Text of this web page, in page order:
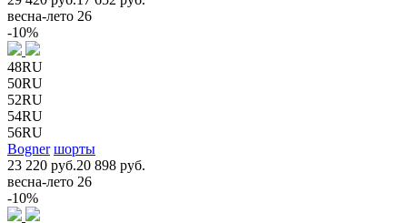
весна-лето 26
-10%
48RU
50RU
52RU
54RU
56RU
Bogner шорты
23 220 руб.20 898 руб.
весна-лето 26
-10%